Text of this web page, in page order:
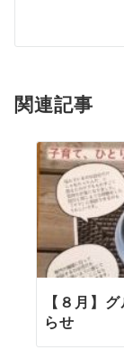
ー
ョ
ン
関連記事
【８月】
らせ